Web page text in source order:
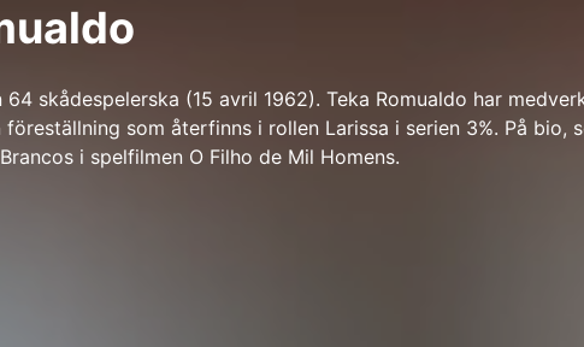
64 skådespelerska (15 avril 1962). Teka Romualdo har
som återfinns i rollen Larissa i serien 3%. På bio,
i spelfilmen O Filho de Mil Homens.